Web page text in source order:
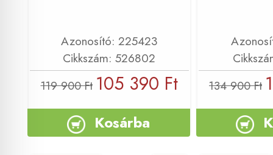
Azonosító: 225423
Cikkszám: 526802
119 900 Ft 105 390 Ft
Kosárba
134 900 Ft